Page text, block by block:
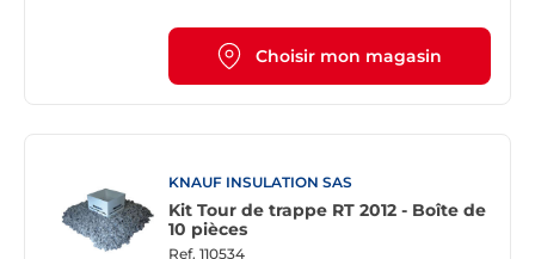
Choisir mon magasin
KNAUF INSULATION SAS
Kit Tour de trappe RT 2012 - Boîte de
10 pièces
Ref. 110534